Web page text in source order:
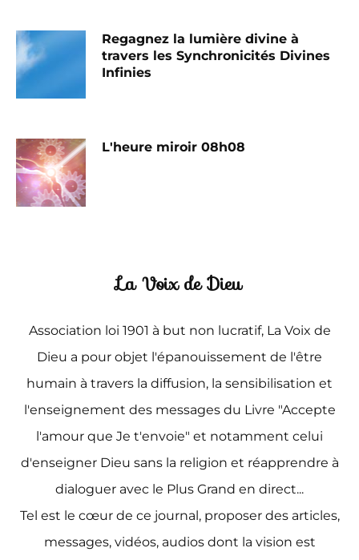
Regagnez la lumière divine à
travers les Synchronicités Divines
Infinies
L'heure miroir 08h08
La Voix de Dieu
Association loi 1901 à but non lucratif, La Voix de
Dieu a pour objet l'épanouissement de l'être
humain à travers la diffusion, la sensibilisation et
l'enseignement des messages du Livre "Accepte
l'amour que Je t'envoie" et notamment celui
d'enseigner Dieu sans la religion et réapprendre à
dialoguer avec le Plus Grand en direct...
Tel est le cœur de ce journal, proposer des articles,
messages, vidéos, audios dont la vision est